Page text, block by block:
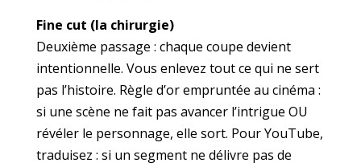
Fine cut (la chirurgie)
Deuxième passage : chaque coupe devient
intentionnelle. Vous enlevez tout ce qui ne sert
pas l’histoire. Règle d’or empruntée au cinéma :
si une scène ne fait pas avancer l’intrigue OU
révéler le personnage, elle sort. Pour YouTube,
traduisez : si un segment ne délivre pas de